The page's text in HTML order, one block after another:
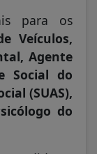
para os
Veículos,
Agente
Social do
(SUAS),
do